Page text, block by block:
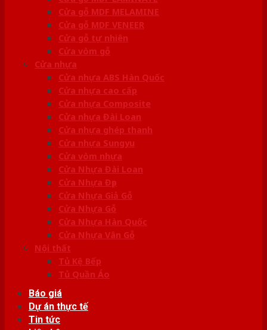
Cửa gỗ MDF MELAMINE
Cửa gỗ MDF VENEER
Cửa gỗ tự nhiên
Cửa vòm gỗ
Cửa nhựa
Cửa nhựa ABS Hàn Quốc
Cửa nhựa cao cấp
Cửa nhựa Composite
Cửa nhựa Đài Loan
Cửa nhựa ghép thanh
Cửa nhựa Sungyu
Cửa vòm nhựa
Cửa Nhựa Đài Loan
Cửa Nhựa Đẹp
Cửa Nhựa Giả Gỗ
Cửa Nhựa Gỗ
Cửa Nhựa Hàn Quốc
Cửa Nhựa Vân Gỗ
Nội thất
Tủ Kệ Bếp
Tủ Quần Áo
Báo giá
Dự án thực tế
Tin tức